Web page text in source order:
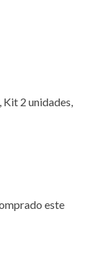
, Kit 2 unidades,
este